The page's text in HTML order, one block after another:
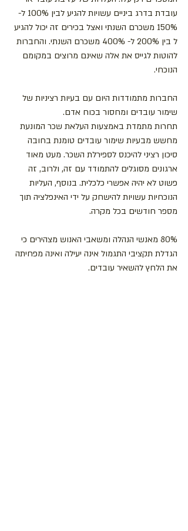
עובדת בדרג ביניים עשויות להגיע לבין 100% ל-
150% משכרם השנתי ואצל בכירים זה יכול להגיע
ל בין 200% ל- 400% משכרם השנתי. והחברות
להוטות לגייס את אלה שאינם מרוצים במקומם
הנוכחי.
החברות מתמודדות היום עם בעיות רציניות של
שימור עובדים ומחסור בכוח אדם.
תחרות מתמדת באמצעות העלאת שכר המונעת
מחשש מבעיות שימור עובדים טומנת בחובה
סיכון רציני להיכנס לספירלת השכר. מעט מאוד
ארגונים מסוגלים להתמודד עם זה, ולרוב, זה
פשוט לא יהיה אפשרי כלכלית. בנוסף, העליות
הנוכחיות עשויות להישחק על ידי האינפלציה תוך
מספר חודשים בכל מקרה.
80% מאנשי הנהלה ומשאבי האנוש מצהירים כי
הגדלת תקציבי התגמול אינה יעילה ואינה מפחיתה
את הלחץ להשאיר עובדים.